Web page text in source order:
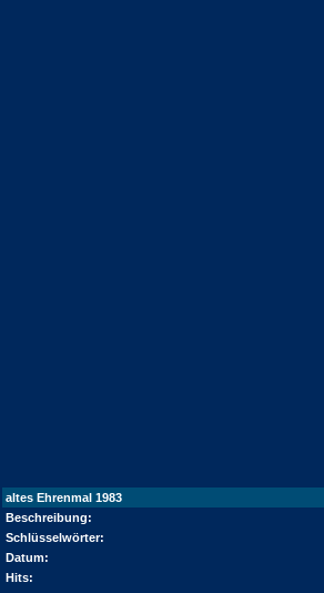
altes Ehrenmal 1983
Beschreibung:
Schlüsselwörter:
Datum:
Hits: